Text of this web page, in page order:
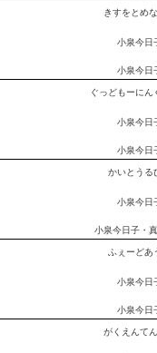
きすをとめ
小泉今日
小泉今日
ぐっどもーにん
小泉今日
小泉今日
かいとうる
小泉今日
小泉今日子・
ふぇーどあ
小泉今日
小泉今日
がくえんて